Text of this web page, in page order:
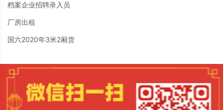
档案企业招聘录入员
厂房出租
国六2020年3米2厢货